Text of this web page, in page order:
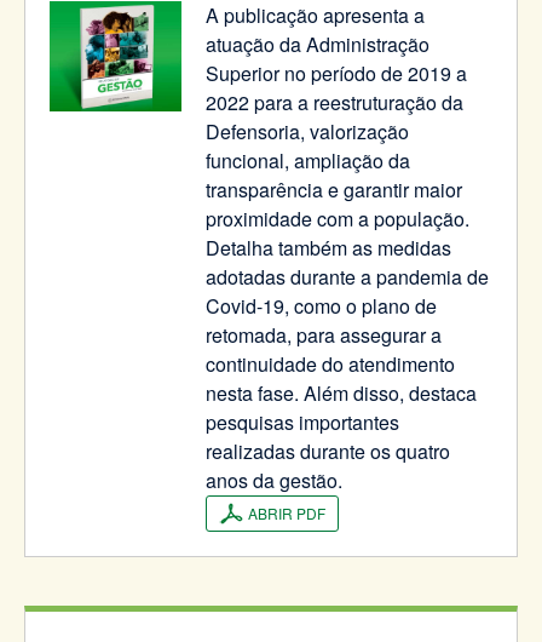
A publicação apresenta a
atuação da Administração
Superior no período de 2019 a
2022 para a reestruturação da
Defensoria, valorização
funcional, ampliação da
transparência e garantir maior
proximidade com a população.
Detalha também as medidas
adotadas durante a pandemia de
Covid-19, como o plano de
retomada, para assegurar a
continuidade do atendimento
nesta fase. Além disso, destaca
pesquisas importantes
realizadas durante os quatro
anos da gestão.
ABRIR PDF